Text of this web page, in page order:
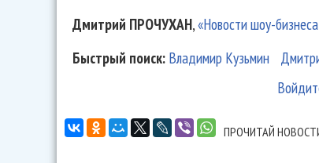
Дмитрий ПРОЧУХАН,«Новости шоу-
Быстрый поиск: Владимир Кузьмин
ПРОЧИТАЙ